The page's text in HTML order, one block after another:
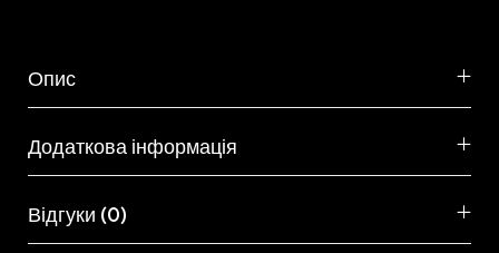
Опис
Додаткова інформація
Відгуки (0)